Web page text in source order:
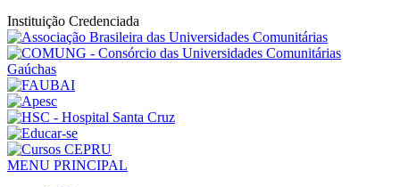
Instituição Credenciada
MENU PRINCIPAL